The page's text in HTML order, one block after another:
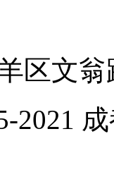
区文
2021